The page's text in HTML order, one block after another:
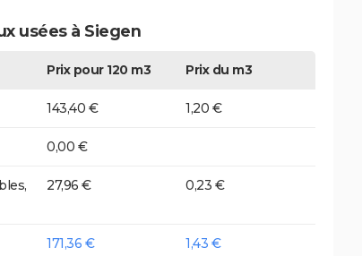
usées à Siegen
Prix pour 120 m3 Prix du m3
143,40 € 1,20 €
0,00 €
27,96 € 0,23 €
171,36 € 1,43 €